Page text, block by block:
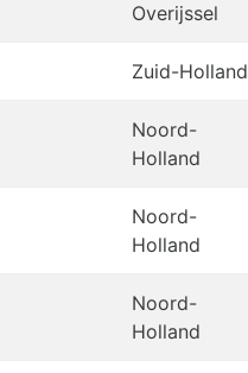
Overijssel
Zuid-Holland
Noord-
Holland
Noord-
Holland
Noord-
Holland